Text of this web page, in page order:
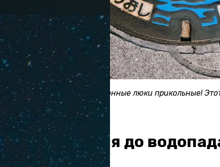
В Японии даже канализационные люки прикольные!
Как добраться до